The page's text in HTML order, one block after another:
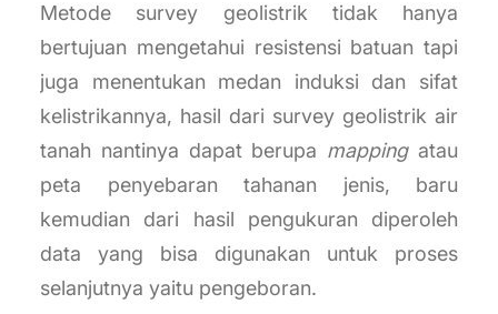
Metode survey geolistrik tidak hanya
bertujuan mengetahui resistensi batuan tapi
juga menentukan medan induksi dan sifat
kelistrikannya, hasil dari survey geolistrik air
tanah nantinya dapat berupa mappingatau
peta penyebaran tahanan jenis, baru
kemudian dari hasil pengukuran diperoleh
data yang bisa digunakan untuk proses
selanjutnya yaitu pengeboran.